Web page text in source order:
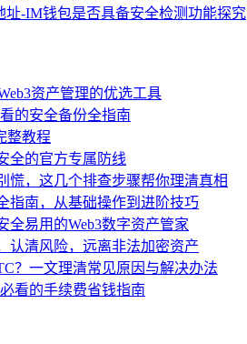
址-IM钱包是否具备安全检测功能探究
资产管理的优选工具
的安全备份全指南
整教程
全的官方专属防线
慌，这几个排查步骤帮你理清真相
指南，从基础操作到进阶技巧
全易用的Web3数字资产管家
认清风险，远离非法加密资产
？一文理清常见原因与解决办法
看的手续费省钱指南